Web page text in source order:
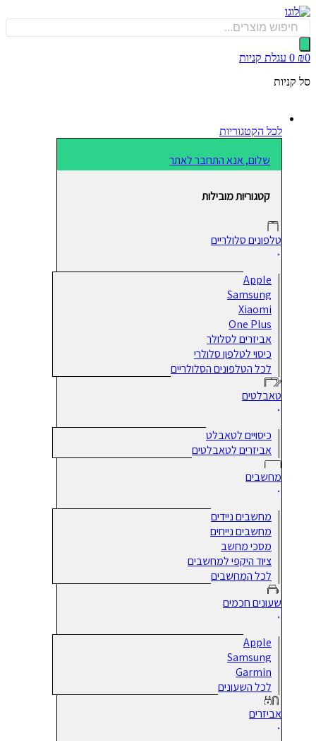
0 עגלת קניות
לכל הקטגוריות
שלום, אנא התחבר לאתר
קטגוריות מובילות
טלפונים סלולריים
Apple
Samsung
Xiaomi
One Plus
אביזרים לסלולר
כיסוי לטלפון סלולרי
לכל הטלפונים הסלולריים
טאבלטים
כיסויים לטאבלט
אביזרים לטאבלטים
מחשבים
מחשבים ניידים
מחשבים נייחים
מסכי מחשב
ציוד היקפי למחשבים
לכל המחשבים
שעונים חכמים
Apple
Samsung
Garmin
לכל השעונים
אביזרים